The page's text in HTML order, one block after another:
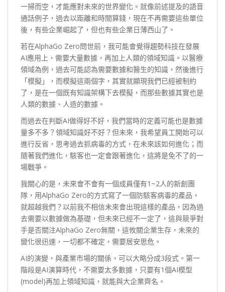
一掃而空，才能應對未來的世界變化。就像前述提及的語音
通話例子，過去以距離和時間算錢，現在不再需要這些單位
後，有些企業崛起了，但也有些企業日薄西山了。
若在AlphaGo Zero問世前，我可能會覺得趨勢科技在發展
AI應用上，需要大量數據，再加上人類的領域知識。以醫療
領域為例，過去可能認為需要數據和醫生的知識，然後進行
「模擬」，而模擬這兩個字，其實就顯現我們已經被制約
了，是在一個既有知識架構下去模擬，而那些數據其實也是
人類的數據、人造的數據。
而過去在判斷AI做得好不好，我們當時的定義可能也是數據
量多不多？領域知識好不好？但未來，我希望員工開始可以
進行反省，思考過去抓病毒的方式，在未來該如何進化；而
隨著我們進化，駭客也一定會跟著進化，這將是免不了的一
場戰爭。
我關心的是，未來會不會有一個成員僅有1~2人的新創團
隊，用AlphaGo Zero的方式寫了一個防駭客病毒的產品，
就超越我們？以前我不相信未來會出現這樣的產品，因為過
去需要以數據做為基礎，但未來已經不一定了，這與競爭對
手是否關注AlphaGo Zero無關，這攸關企業生存，未來的
變化很迅速，一切都不確定，需要居安思危。
AI的演變，與產業市場的關係，可以大略分成3段式。第一
階段是AI演算時代，不需要太多數據，只要有1個AI模型
(model)再加上領域知識，就能與大企業齊名。